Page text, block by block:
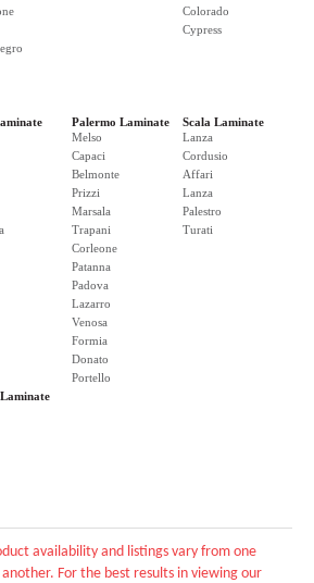
Colorado
Cypress
Palermo Laminate
Melso
Capaci
Belmonte
Prizzi
Marsala
Trapani
Corleone
Patanna
Padova
Lazarro
Venosa
Formia
Donato
Portello
Scala Laminate
Lanza
Cordusio
Affari
Lanza
Palestro
Turati
availability and listings vary from one
For the best results in viewing our